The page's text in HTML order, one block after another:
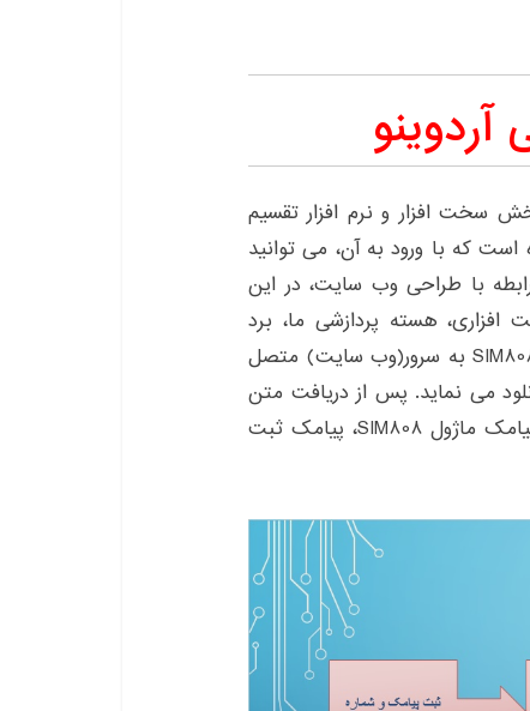
سخت افزار و نرم افزار تقسیم
که با ورود به آن، می توانید
با طراحی وب سایت، در این
هسته پردازشی ما، برد
آردویینو UNO است. این برد به کمک اینترنت ماژول SIM808 به سرور(وب سایت) متصل
می نماید. پس از دریافت متن
پیامک و شماره تلفن همراه، به کمک قابلیت ارسال پیامک ماژول SIM808، پیامک ثبت